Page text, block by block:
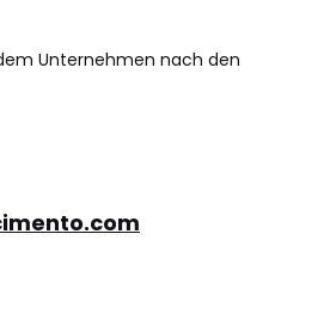
Unternehmen nach den